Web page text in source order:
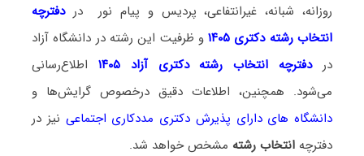
روزانه، شبانه، غیرانتفاعی، پردیس و پیام نور دردفترچه
انتخاب رشته دکتری ۱۴۰۵
و ظرفیت این رشته در دانشگاه آزاد
دردفترچه انتخاب رشته دکتری آزاد ۱۴۰۵
اطلاع‌رسانی
می‌شود. همچنین، اطلاعات دقیق درخصوص گرایش‌ها و
دانشگاه‌ های دارای پذیرش دکتری مددکاری اجتماعی نیز در
دفترچه انتخاب رشته مشخص خواهد شد.